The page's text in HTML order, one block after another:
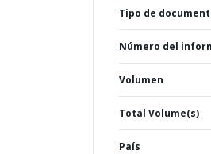
Tipo de
Número del
Volumen
Total Volume(s)
País